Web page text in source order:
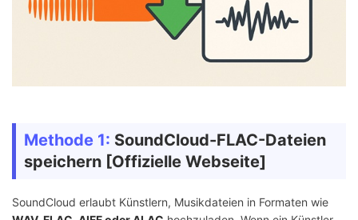
Methode 1: SoundCloud-FLAC-Dateien
speichern [Offizielle Webseite]
SoundCloud erlaubt Künstlern, Musikdateien in Formaten wie